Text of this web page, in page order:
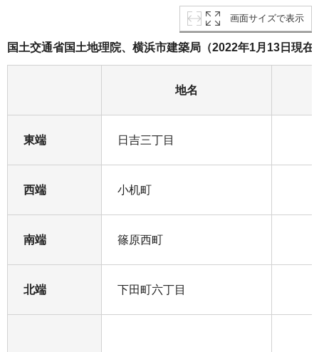
画面サイズで表示
国土交通省国土地理院、横浜市建築局（2022年1月13日現在
地名
東端 日吉三丁目
西端 小机町
南端 篠原西町
北端 下田町六丁目